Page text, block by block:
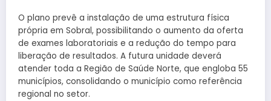
O plano prevê a instalação de uma estrutura física
própria em Sobral, possibilitando o aumento da oferta
de exames laboratoriais e a redução do tempo para
liberação de resultados. A futura unidade deverá
atender toda a Região de Saúde Norte, que engloba 55
municípios, consolidando o município como referência
regional no setor.